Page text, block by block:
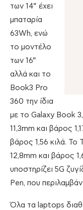
των 14” έχει
μπαταρία
63Wh, ενώ
το μοντέλο
των 16”
αλλά και το
Book3 Pro
360 την ίδια
με το Galaxy Book
11,3mm και βάρος
βάρος 1,56 κιλά. Το
12,8mm και βάρος
υποστηρίζει 5G
Pen, που
Όλα τα laptops